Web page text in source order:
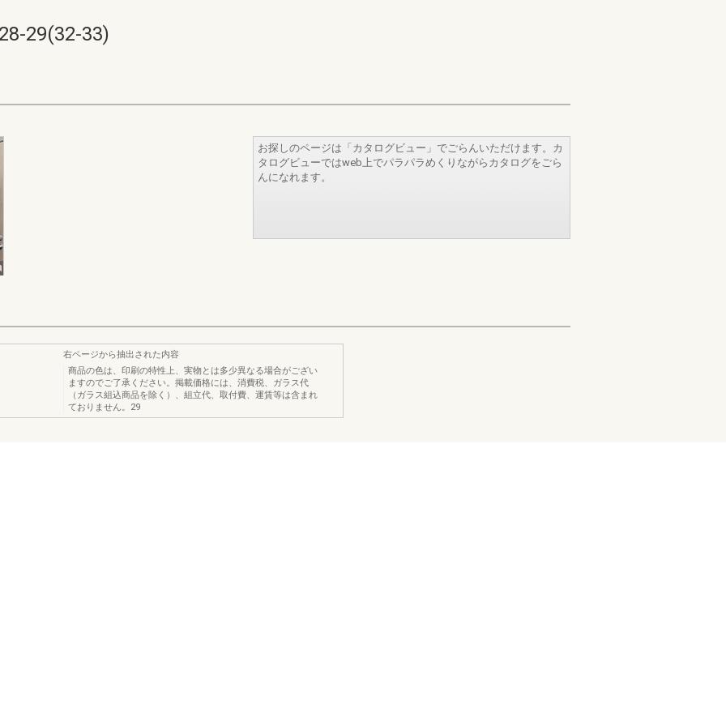
29(32-33)
お探しのページは「カタログビュー」でごらんいただけます。カ
タログビューではweb上でパラパラめくりながらカタログをごら
んになれます。
右ページから抽出された内容
商品の色は、印刷の特性上、実物とは多少異なる場合がござい
ますのでご了承ください。掲載価格には、消費税、ガラス代
（ガラス組込商品を除く）、組立代、取付費、運賃等は含まれ
ておりません。29